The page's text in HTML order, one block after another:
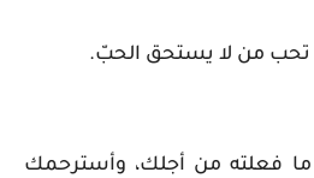
من لا يستحق الحبّ.
فعلته من أجلك، وأسترحمك